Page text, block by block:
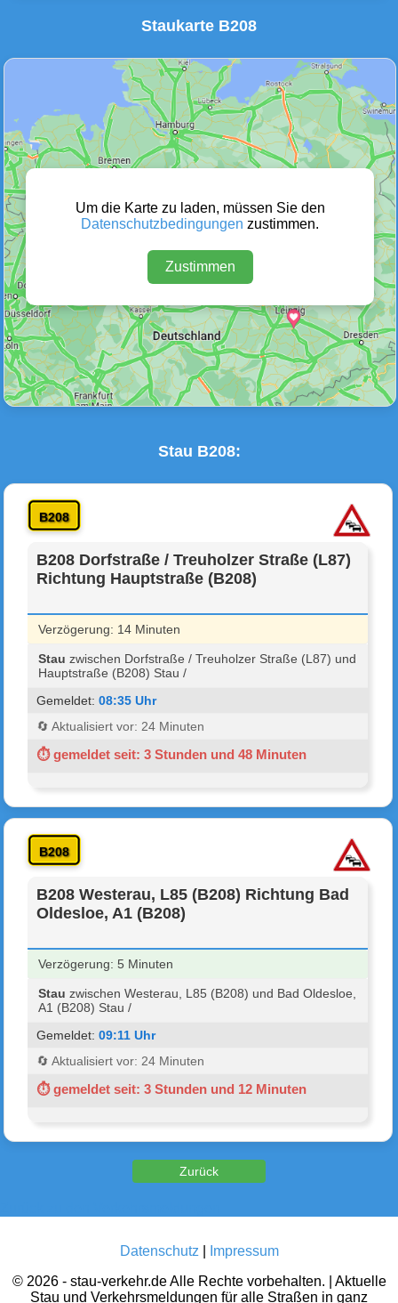
Unfälle & Warnungen Stau
(2)
Wetter Warnungen Sperrungen
Defektes Fahrzeug
Staukarte B208
Um die Karte zu laden, müssen Sie den
Datenschutzbedingungen zustimmen.
Zustimmen
Stau B208:
B208
B208 Dorfstraße / Treuholzer Straße (L87)
Richtung Hauptstraße (B208)
Verzögerung: 14 Minuten
Stau zwischen Dorfstraße / Treuholzer Straße (L87) und
Hauptstraße (B208) Stau /
Gemeldet:08:35 Uhr
🔄 Aktualisiert vor: 24 Minuten
⏱ gemeldet seit: 3 Stunden und 48 Minuten
B208
B208 Westerau, L85 (B208) Richtung Bad
Oldesloe, A1 (B208)
Verzögerung: 5 Minuten
Stau zwischen Westerau, L85 (B208) und Bad Oldesloe,
A1 (B208) Stau /
Gemeldet:09:11 Uhr
🔄 Aktualisiert vor: 24 Minuten
⏱ gemeldet seit: 3 Stunden und 12 Minuten
Datenschutz
Impressum
© 2026 - stau-verkehr.de Alle Rechte vorbehalten. | Aktuelle
Stau und Verkehrsmeldungen für alle Straßen in ganz